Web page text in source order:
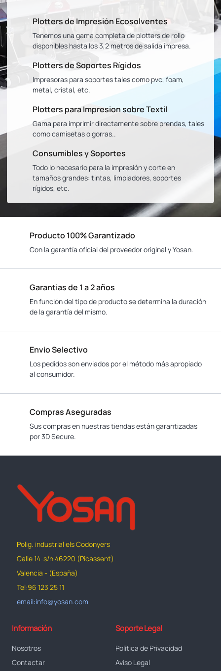
Plotters de Impresión Ecosolventes
Tenemos una gama completa de plotters de rollo
disponibles hasta los 3,2 metros de salida impresa.
Plotters de Soportes Rígidos
Impresoras para soportes tales como pvc, foam,
metal, cristal, etc.
Plotters para Impresion sobre Textil
Gama para imprimir directamente sobre prendas, tales
como camisetas o gorras..
Consumibles y Soportes
Todo lo necesario para la impresión y corte en
tamaños grandes: tintas, limpiadores, soportes
rígidos, etc.
Producto 100% Garantizado
Con la garantía oficial del proveedor original y Yosan.
Garantias de 1 a 2 años
En función del tipo de producto se determina la duración
de la garantía del mismo.
Envio Selectivo
Los pedidos son enviados por el método más apropiado
al consumidor.
Compras Aseguradas
Sus compras en nuestras tiendas están garantizadas
por 3D Secure.
Polig. industrial els Codonyers
Calle 14-s/n 46220 (Picassent)
Valencia - (España)
Tel:96 123 25 11
email:info@yosan.com
Información
Nosotros
Contactar
Soporte Legal
Política de Privacidad
Aviso Legal